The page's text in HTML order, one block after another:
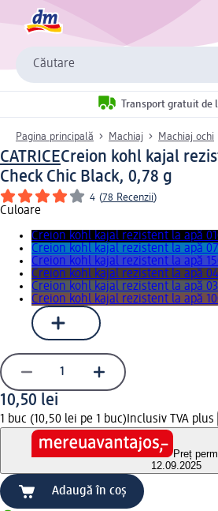
Căutare
Transport gratuit de
Pagina principală Machiaj Machiaj ochi
CATRICECreion kohl kajal
Check Chic Black, 0,78 g
4 (78 Recenzii)
Culoare
Creion kohl kajal rezistent la apă
Creion kohl kajal rezistent la apă
Creion kohl kajal rezistent la apă
Creion kohl kajal rezistent la apă
Creion kohl kajal rezistent la apă
Creion kohl kajal rezistent la apă
10,50 lei
1 buc (10,50 lei pe 1 buc) Inclusiv TVA plus
Preț
12.09.2025
Adaugă în coș